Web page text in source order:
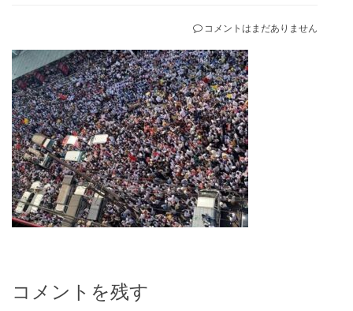
コメントはまだありません
コメントを残す